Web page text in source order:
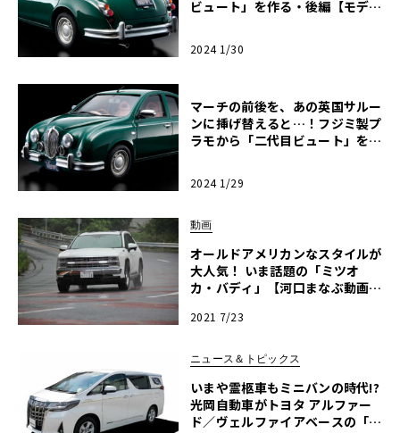
ビュート」を作る・後編【モデル
2024 1/30
マーチの前後を、あの英国サルー
ンに挿げ替えると…！フジミ製プ
ラモから「二代目ビュート」を作
2024 1/29
動画
オールドアメリカンなスタイルが
大人気！ いま話題の「ミツオ
カ・バディ」【河口まなぶ動画試
2021 7/23
ニュース＆トピックス
いまや霊柩車もミニバンの時代!?
光岡自動車がトヨタ アルファー
ド／ヴェルファイアベースの「プ